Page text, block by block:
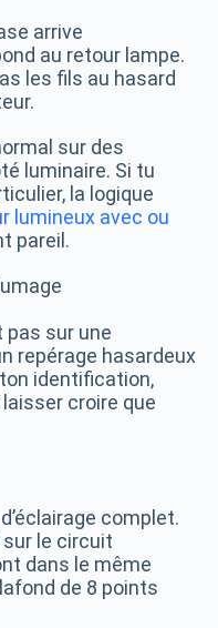
arrive
au retour lampe.
les fils au hasard
sur des
luminaire. Si tu
la logique
lumineux avec ou
pareil.
sur une
repérage hasardeux
identification,
croire que
complet.
sur le circuit
dans le même
de 8 points